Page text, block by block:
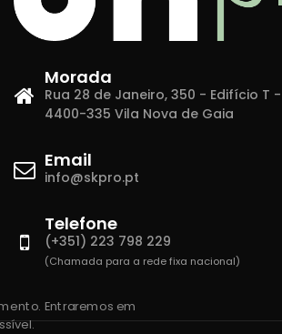
Morada
Rua 28 de Janeiro, 350 - Edifício T -
4400-335 Vila Nova de Gaia
Email
info@skpro.pt
Telefone
(+351) 223 798 229
(Chamada para a rede fixa nacional)
Entraremos em